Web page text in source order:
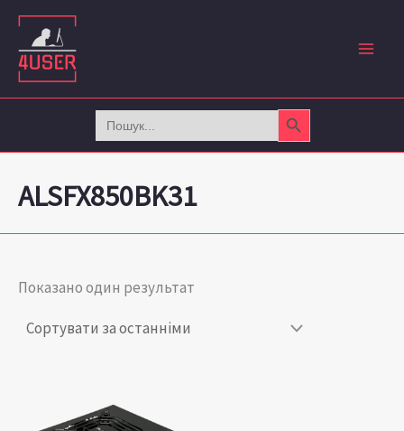
Перейти
вмісту
Search
for:
Search Button
ALSFX850BK31
Показано один результат